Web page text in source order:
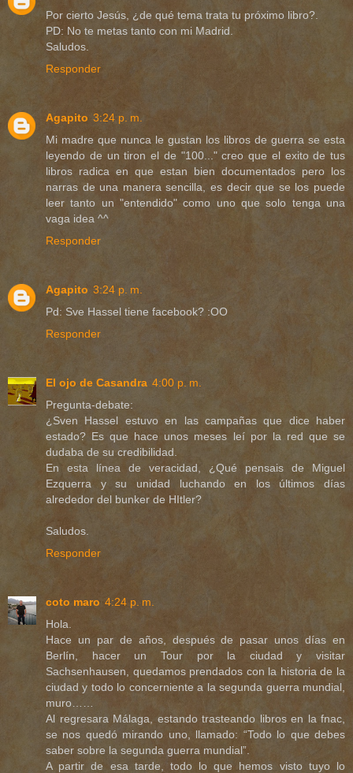
Por cierto Jesús, ¿de qué tema trata tu próximo libro?.
PD: No te metas tanto con mi Madrid.
Saludos.
Responder
Agapito 3:24 p. m.
Mi madre que nunca le gustan los libros de guerra se esta
leyendo de un tiron el de "100..." creo que el exito de tus
libros radica en que estan bien documentados pero los
narras de una manera sencilla, es decir que se los puede
leer tanto un "entendido" como uno que solo tenga una
vaga idea ^^
Responder
Agapito 3:24 p. m.
Pd: Sve Hassel tiene facebook? :OO
Responder
El ojo de Casandra 4:00 p. m.
Pregunta-debate:
¿Sven Hassel estuvo en las campañas que dice haber
estado? Es que hace unos meses leí por la red que se
dudaba de su credibilidad.
En esta línea de veracidad, ¿Qué pensais de Miguel
Ezquerra y su unidad luchando en los últimos días
alrededor del bunker de HItler?
Saludos.
Responder
coto maro 4:24 p. m.
Hola.
Hace un par de años, después de pasar unos días en
Berlín, hacer un Tour por la ciudad y visitar
Sachsenhausen, quedamos prendados con la historia de la
ciudad y todo lo concerniente a la segunda guerra mundial,
muro……
Al regresara Málaga, estando trasteando libros en la fnac,
se nos quedó mirando uno, llamado: “Todo lo que debes
saber sobre la segunda guerra mundial”.
A partir de esa tarde, todo lo que hemos visto tuyo lo